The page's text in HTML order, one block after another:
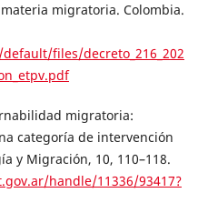
migratoria. Colombia.
files/decreto_216_202
migratoria:
categoría de intervención
y Migración, 10, 110–118.
handle/11336/93417?